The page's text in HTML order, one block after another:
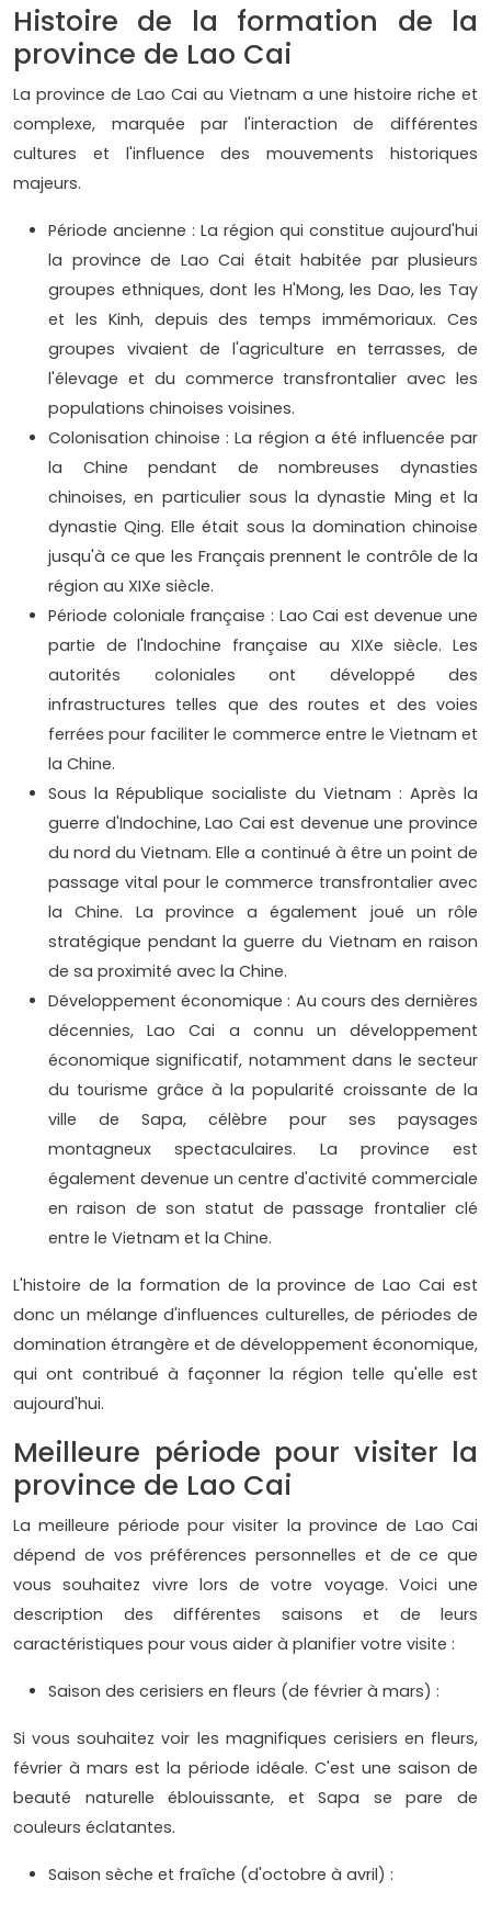
Histoire de la formation de la
province de Lao Cai
La province de Lao Cai au Vietnam a une histoire riche et
complexe, marquée par l'interaction de différentes
cultures et l'influence des mouvements historiques
majeurs.
Période ancienne : La région qui constitue aujourd'hui
la province de Lao Cai était habitée par plusieurs
groupes ethniques, dont les H'Mong, les Dao, les Tay
et les Kinh, depuis des temps immémoriaux. Ces
groupes vivaient de l'agriculture en terrasses, de
l'élevage et du commerce transfrontalier avec les
populations chinoises voisines.
Colonisation chinoise : La région a été influencée par
la Chine pendant de nombreuses dynasties
chinoises, en particulier sous la dynastie Ming et la
dynastie Qing. Elle était sous la domination chinoise
jusqu'à ce que les Français prennent le contrôle de la
région au XIXe siècle.
Période coloniale française : Lao Cai est devenue une
partie de l'Indochine française au XIXe siècle. Les
autorités coloniales ont développé des
infrastructures telles que des routes et des voies
ferrées pour faciliter le commerce entre le Vietnam et
la Chine.
Sous la République socialiste du Vietnam : Après la
guerre d'Indochine, Lao Cai est devenue une province
du nord du Vietnam. Elle a continué à être un point de
passage vital pour le commerce transfrontalier avec
la Chine. La province a également joué un rôle
stratégique pendant la guerre du Vietnam en raison
de sa proximité avec la Chine.
Développement économique : Au cours des dernières
décennies, Lao Cai a connu un développement
économique significatif, notamment dans le secteur
du tourisme grâce à la popularité croissante de la
ville de Sapa, célèbre pour ses paysages
montagneux spectaculaires. La province est
également devenue un centre d'activité commerciale
en raison de son statut de passage frontalier clé
entre le Vietnam et la Chine.
L'histoire de la formation de la province de Lao Cai est
donc un mélange d'influences culturelles, de périodes de
domination étrangère et de développement économique,
qui ont contribué à façonner la région telle qu'elle est
aujourd'hui.
Meilleure période pour visiter la
province de Lao Cai
La meilleure période pour visiter la province de Lao Cai
dépend de vos préférences personnelles et de ce que
vous souhaitez vivre lors de votre voyage. Voici une
description des différentes saisons et de leurs
caractéristiques pour vous aider à planifier votre visite :
Saison des cerisiers en fleurs (de février à mars) :
Si vous souhaitez voir les magnifiques cerisiers en fleurs,
février à mars est la période idéale. C'est une saison de
beauté naturelle éblouissante, et Sapa se pare de
couleurs éclatantes.
Saison sèche et fraîche (d'octobre à avril) :